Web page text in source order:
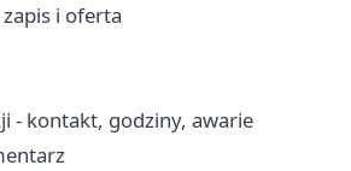
i oferta
- kontakt, godziny, awarie